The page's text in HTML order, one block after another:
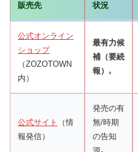
販売先 状況
公式オンライン
ショップ
（ZOZOTOWN
内）
最有力候
補（要続
報） ｡
公式サイト
（情
報発信）
発売の有
無/時期
の告知